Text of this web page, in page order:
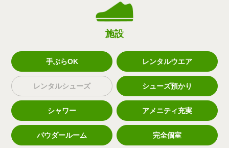
施設
手ぶらOK レンタルウエア
レンタルシューズ シューズ預かり
シャワー アメニティ充実
パウダールーム 完全個室